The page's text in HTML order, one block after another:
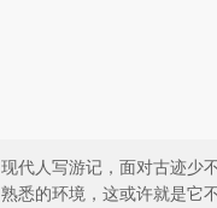
现代人写游记，面对古迹少
熟悉的环境，这或许就是它